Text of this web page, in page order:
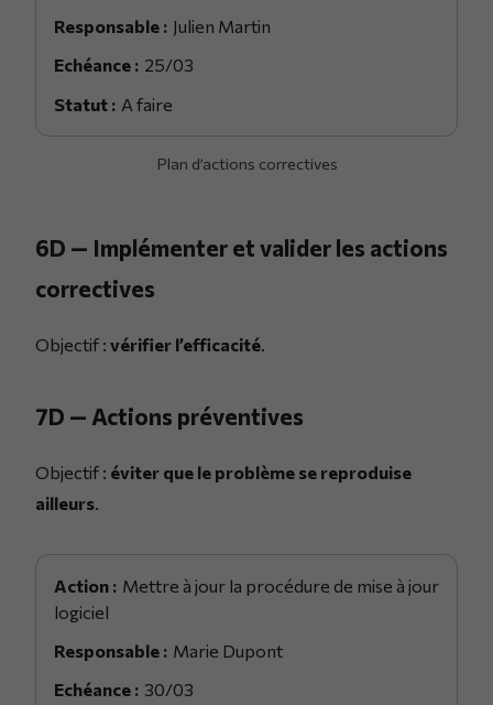
Plan d’actions correctives
Julien Martin
25/03
A faire
6D — Implémenter et valider les actions
correctives
Objectif : vérifier l’efficacité.
7D — Actions préventives
Objectif : éviter que le problème se reproduise
ailleurs.
Mettre à jour la procédure de mise à jour
logiciel
Marie Dupont
30/03